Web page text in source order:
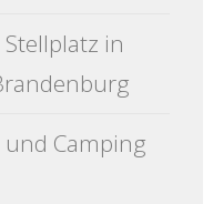
in
Camping